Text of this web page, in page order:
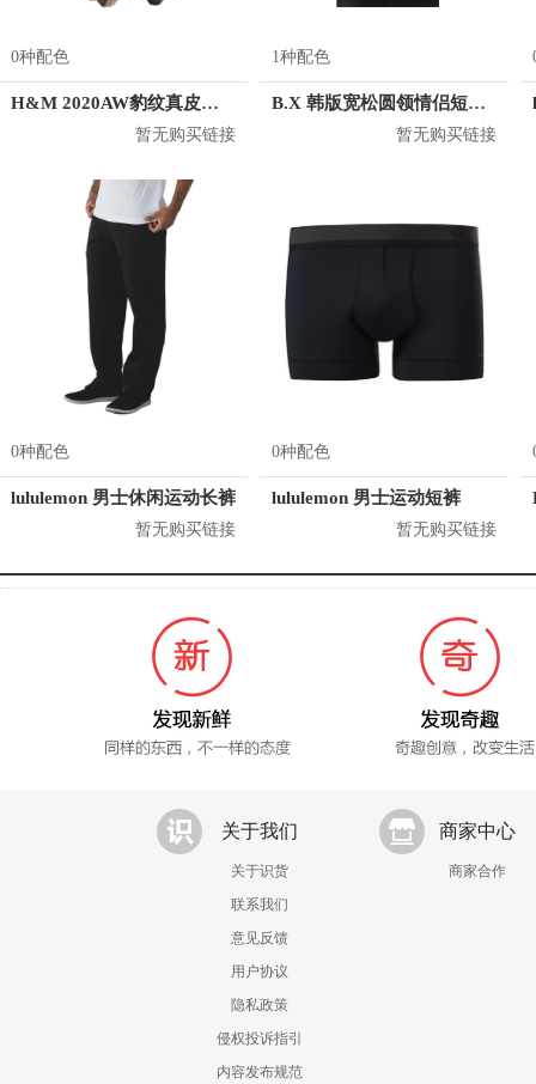
0种配色
H&M 2020AW豹纹真皮五指手套 0785505
暂无购买链接
1种配色
B.X 韩版宽松圆领情侣短袖T恤 男女同款 T-6202-002001
暂无购买链接
0种配色
lululemon 男士休闲运动长裤
暂无购买链接
0种配色
lululemon 男士运动短裤
暂无购买链接
关于我们
关于识货
联系我们
意见反馈
用户协议
隐私政策
侵权投诉指引
内容发布规范
商家中心
商家合作